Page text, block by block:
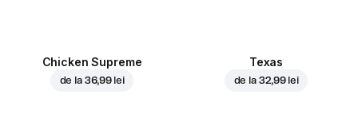
Chicken Supreme
de la 36,99 lei
Texas
de la 32,99 lei